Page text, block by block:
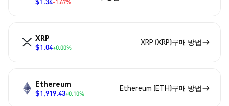
-1.67%
XRP
$1.04+0.00%
XRP (XRP)구매 방법
Ethereum
$1,919.43+0.10%
Ethereum (ETH)구매 방법